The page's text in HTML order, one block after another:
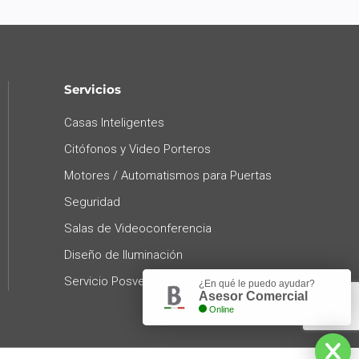
Servicios
Casas Inteligentes
Citófonos y Video Porteros
Motores / Automatismos para Puertas
Seguridad
Salas de Videoconferencia
Diseño de Iluminación
Servicio Posventa
¿En qué le puedo ayudar?
Asesor Comercial
Online